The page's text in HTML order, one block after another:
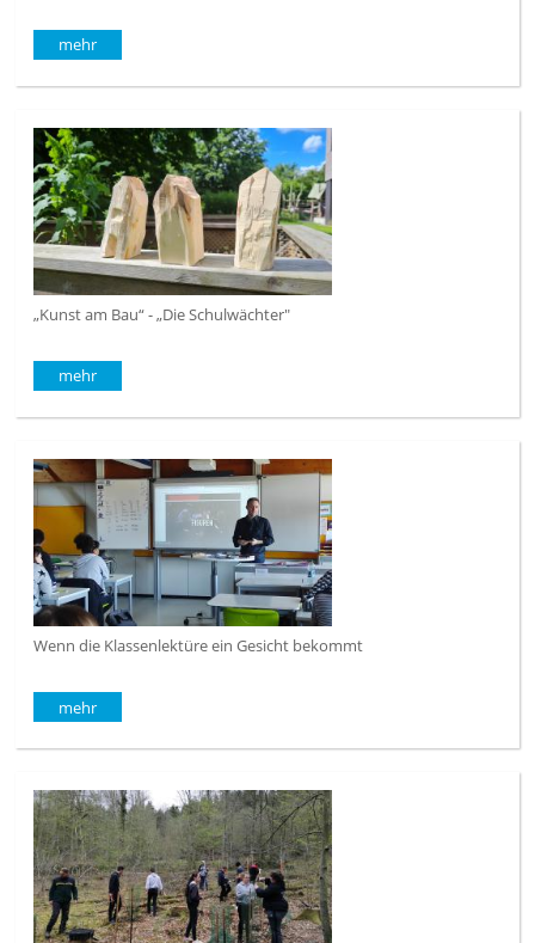
mehr
„Kunst am Bau“ - „Die Schulwächter"
mehr
Wenn die Klassenlektüre ein Gesicht bekommt
mehr